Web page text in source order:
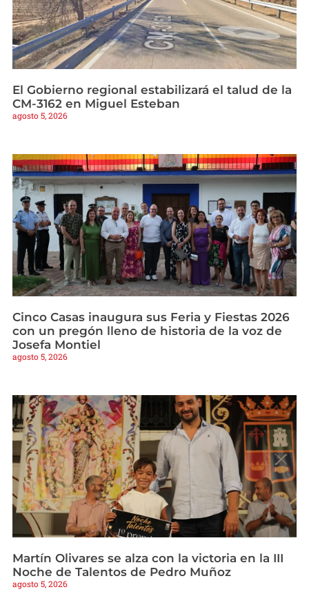
El Gobierno regional estabilizará el talud de la
CM-3162 en Miguel Esteban
agosto 5, 2026
Cinco Casas inaugura sus Feria y Fiestas 2026
con un pregón lleno de historia de la voz de
Josefa Montiel
agosto 5, 2026
Martín Olivares se alza con la victoria en la III
Noche de Talentos de Pedro Muñoz
agosto 5, 2026